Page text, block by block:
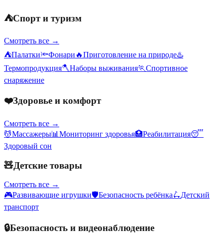
⛺Спорт и туризм
Смотреть все →
⛺Палатки🔦Фонари 🔥Приготовление на природе♨️
Термопродукция🪓Наборы выживания🏃Спортивное
снаряжение
❤️Здоровье и комфорт
Смотреть все →
💆Массажеры📊 Мониторинг здоровья🏥Реабилитация😴
Здоровый сон
🧸Детские товары
Смотреть все →
🎮Развивающие игрушки🛡️Безопасность ребёнка🛴Детский
транспорт
🔒Безопасность и видеонаблюдение